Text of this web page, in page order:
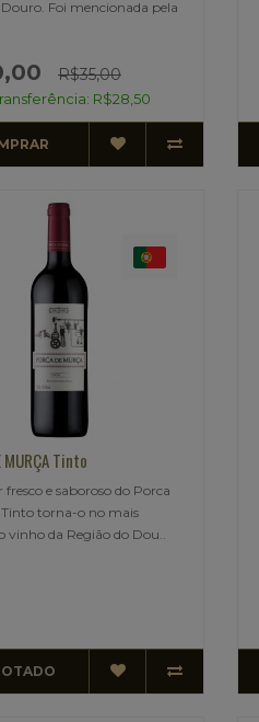
Foi mencionada pela
R$35,00
R$28,50
MURÇA Tinto
fresco e saboroso do Porca
torna-o no mais
vinho da Região do Dou..